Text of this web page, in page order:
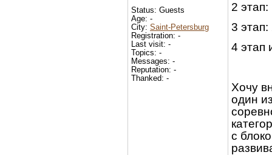
2
3
4 этап
Хочу
один
с
Status: Guests
Age: -
City: Saint-Petersburg
Registration: -
Last visit: -
Topics: -
Messages: -
Reputation: -
Thanked: -